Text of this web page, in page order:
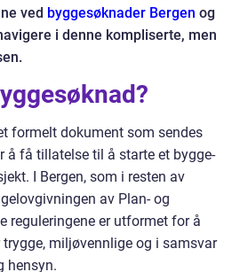
ved byggesøknader Bergen og
i denne kompliserte, men
formelt dokument som sendes
å få tillatelse til å starte et bygge-
I Bergen, som i resten av
av Plan- og
reguleringene er utformet for å
miljøvennlige og i samsvar
hensyn.